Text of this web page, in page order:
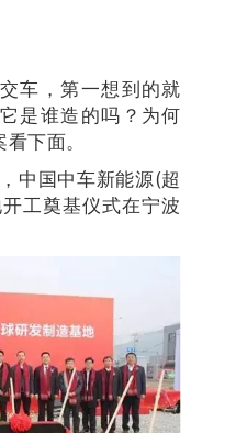
车，第一想到的就
是谁造的吗？为何
下面。
中国中车新能源(超
工奠基仪式在宁波